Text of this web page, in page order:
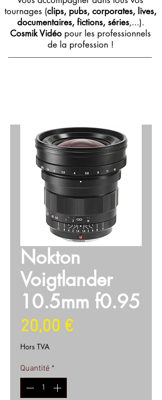
tournages (clips, pubs, corporates, lives,
documentaires, fictions, séries,...).
Cosmik Vidéo pour les professionnels
de la profession !
Nokton
Voigtlander
10.5mm f0.95
20,00 €Prix
Hors TVA
Quantité *